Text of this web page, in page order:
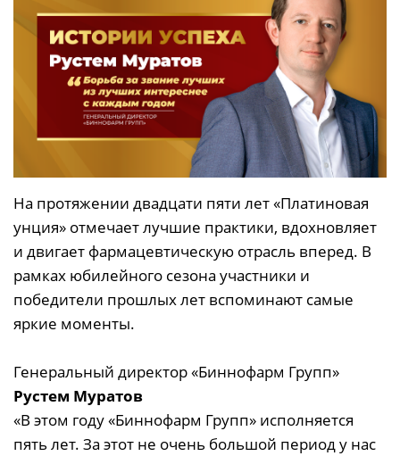
На протяжении двадцати пяти лет «Платиновая
унция» отмечает лучшие практики, вдохновляет
и двигает фармацевтическую отрасль вперед. В
рамках юбилейного сезона участники и
победители прошлых лет вспоминают самые
яркие моменты.
Генеральный директор «Биннофарм Групп»
Рустем Муратов
«В этом году «Биннофарм Групп» исполняется
пять лет. За этот не очень большой период у нас